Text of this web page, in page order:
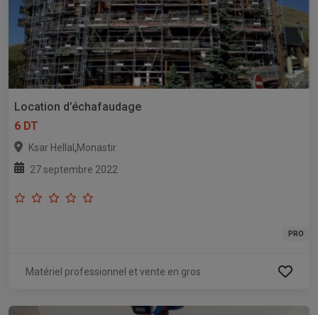
Location d’échafaudage
6 DT
Ksar Hellal ,Monastir
27 septembre 2022
PRO
Matériel professionnel et vente en gros